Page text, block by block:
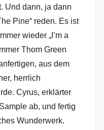
Und dann, ja dann
Pine“ reden. Es ist
wieder „I’m a
Thom Green
aus dem
herrlich
Cyrus, erklärter
ab, und fertig
Wunderwerk.